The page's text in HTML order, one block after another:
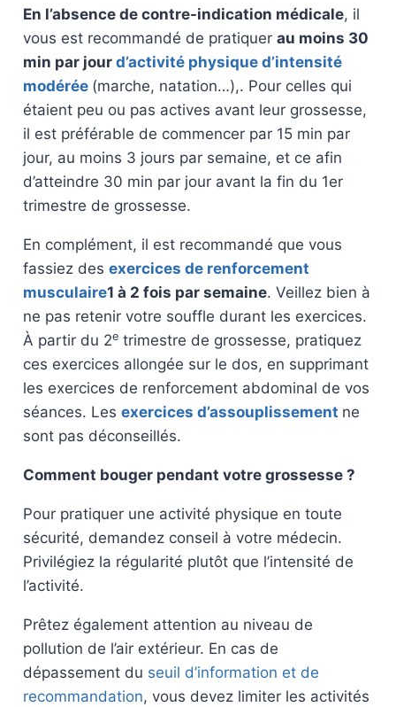
En l’absence de contre-indication médicale, il
vous est recommandé de pratiquer au moins 30
min par jour d’activité physique d’intensité
modérée (marche, natation…),. Pour celles qui
étaient peu ou pas actives avant leur grossesse,
il est préférable de commencer par 15 min par
jour, au moins 3 jours par semaine, et ce afin
d’atteindre 30 min par jour avant la fin du 1er
trimestre de grossesse.
En complément, il est recommandé que vous
fassiez des exercices de renforcement
musculaire1 à 2 fois par semaine. Veillez bien à
ne pas retenir votre souffle durant les exercices.
À partir du 2etrimestre de grossesse, pratiquez
ces exercices allongée sur le dos, en supprimant
les exercices de renforcement abdominal de vos
séances. Les exercices d’assouplissement ne
sont pas déconseillés.
Comment bouger pendant votre grossesse ?
Pour pratiquer une activité physique en toute
sécurité, demandez conseil à votre médecin.
Privilégiez la régularité plutôt que l’intensité de
l’activité.
Prêtez également attention au niveau de
pollution de l’air extérieur. En cas de
dépassement du seuil d’information et de
recommandation, vous devez limiter les activités